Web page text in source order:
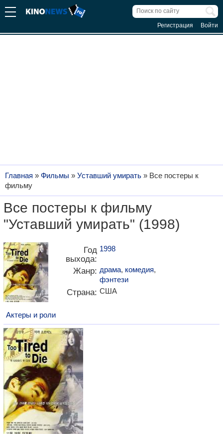
Регистрация Войти
Главная » Фильмы » Уставший умирать » Все постеры к
фильму
Все постеры к фильму
"Уставший умирать" (1998)
Год
выхода:
1998
Жанр: драма, комедия,
фэнтези
Страна: США
Актеры и роли